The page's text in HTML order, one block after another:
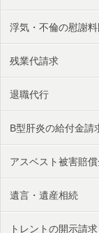
浮気・不倫の慰謝料
残業代請求
退職代行
B型肝炎の給付金請
アスベスト被害賠
遺言・遺産相続
トレントの開示請